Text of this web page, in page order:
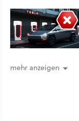
mehr anzeigen